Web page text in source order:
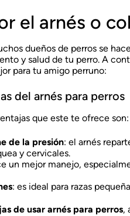
el arnés o
dueños de perros se
y salud de tu perro. A
para tu amigo perruno:
del arnés para perros
que este te ofrece son:
de la presión: el arnés
y cervicales.
un mejor manejo,
: es ideal para razas
de usar arnés para perros,